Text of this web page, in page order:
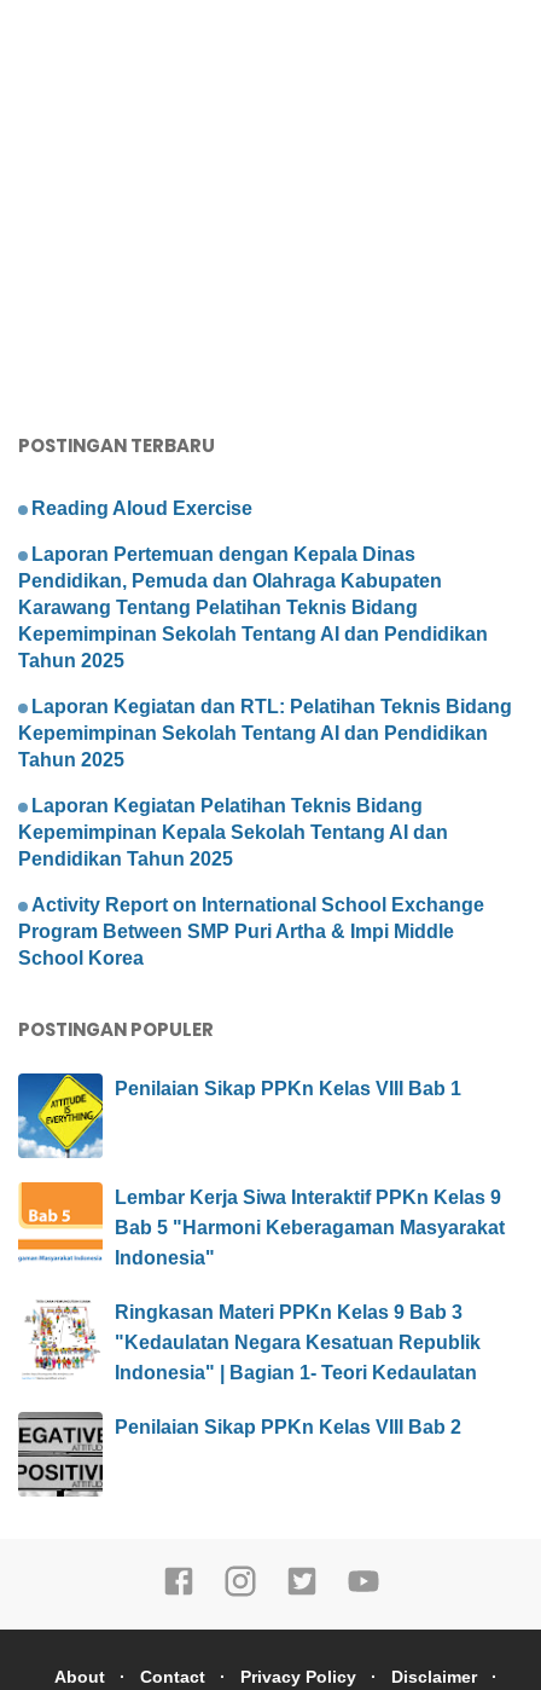
POSTINGAN TERBARU
Reading Aloud Exercise
Laporan Pertemuan dengan Kepala Dinas
Pendidikan, Pemuda dan Olahraga Kabupaten
Karawang Tentang Pelatihan Teknis Bidang
Kepemimpinan Sekolah Tentang AI dan Pendidikan
Tahun 2025
Laporan Kegiatan dan RTL: Pelatihan Teknis Bidang
Kepemimpinan Sekolah Tentang AI dan Pendidikan
Tahun 2025
Laporan Kegiatan Pelatihan Teknis Bidang
Kepemimpinan Kepala Sekolah Tentang AI dan
Pendidikan Tahun 2025
Activity Report on International School Exchange
Program Between SMP Puri Artha & Impi Middle
School Korea
POSTINGAN POPULER
Penilaian Sikap PPKn Kelas VIII Bab 1
Lembar Kerja Siwa Interaktif PPKn Kelas 9
Bab 5 "Harmoni Keberagaman Masyarakat
Indonesia"
Ringkasan Materi PPKn Kelas 9 Bab 3
"Kedaulatan Negara Kesatuan Republik
Indonesia" | Bagian 1- Teori Kedaulatan
Penilaian Sikap PPKn Kelas VIII Bab 2
About Contact Privacy Policy Disclaimer